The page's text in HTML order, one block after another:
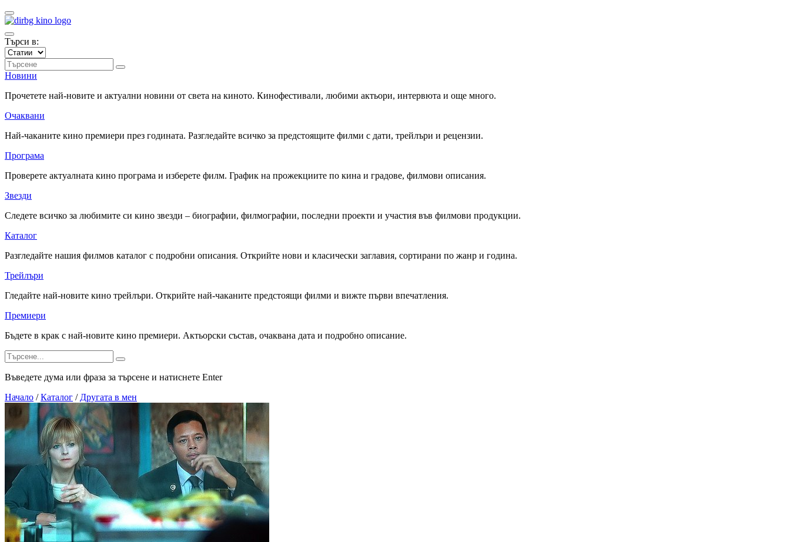
Търси в:
Новини
Прочетете най-новите и актуални новини от света на киното. Кинофестивали, любими актьори, интервюта и още много.
Очаквани
Най-чаканите кино премиери през годината. Разгледайте всичко за предстоящите филми с дати, трейлъри и рецензии.
Програма
Проверете актуалната кино програма и изберете филм. График на прожекциите по кина и градове, филмови описания.
Звезди
Следете всичко за любимите си кино звезди – биографии, филмографии, последни проекти и участия във филмови продукции.
Каталог
Разгледайте нашия филмов каталог с подробни описания. Открийте нови и класически заглавия, сортирани по жанр и година.
Трейлъри
Гледайте най-новите кино трейлъри. Открийте най-чаканите предстоящи филми и вижте първи впечатления.
Премиери
Бъдете в крак с най-новите кино премиери. Актьорски състав, очаквана дата и подробно описание.
Въведете дума или фраза за търсене и натиснете Enter
Начало / Каталог / Другата в мен